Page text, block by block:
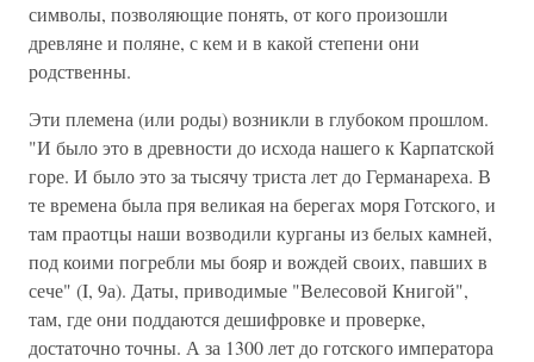
символы, позволяющие понять, от кого произошли
древляне и поляне, с кем и в какой степени они
родственны.
Эти племена (или роды) возникли в глубоком прошлом.
"И было это в древности до исхода нашего к Карпатской
горе. И было это за тысячу триста лет до Германареха. В
те времена была пря великая на берегах моря Готского, и
там праотцы наши возводили курганы из белых камней,
под коими погребли мы бояр и вождей своих, павших в
сече" (I, 9а). Даты, приводимые "Велесовой Книгой",
там, где они поддаются дешифровке и проверке,
достаточно точны. А за 1300 лет до готского императора